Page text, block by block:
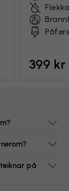
399
på